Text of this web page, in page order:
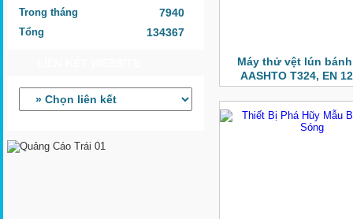
Trong tháng 7940
Tổng 134367
Máy thử vệt lún
AASHTO T324, EN